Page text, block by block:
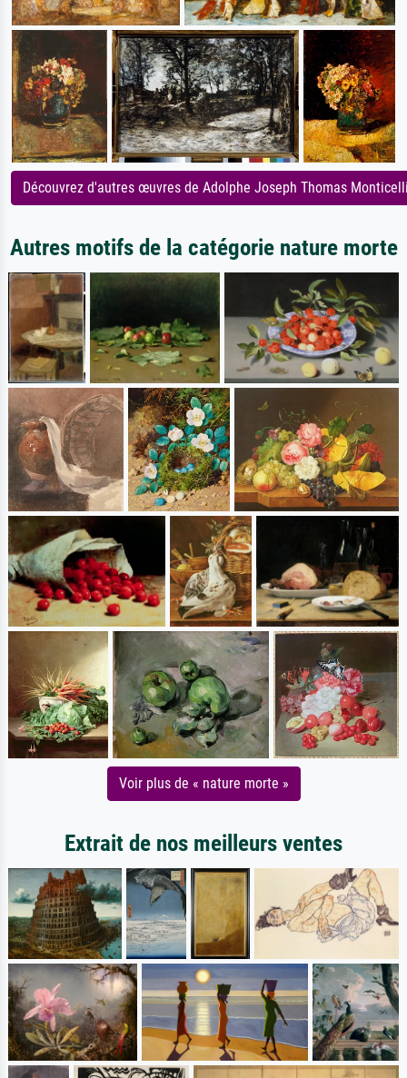
Découvrez d'autres œuvres de Adolphe Joseph Thomas
Autres motifs de la catégorie nature morte
Voir plus de « nature morte »
Extrait de nos meilleurs ventes